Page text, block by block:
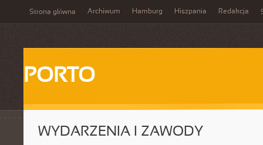
Strona główna Archiwum Hamburg Hiszpania Redakcja
PORTO
WYDARZENIA I ZAWODY